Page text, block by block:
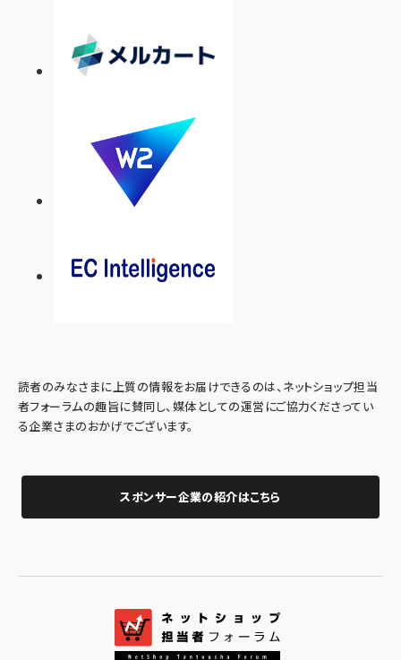
読者のみなさまに上質の情報をお届けできるのは、ネットショップ担当
者フォーラムの趣旨に賛同し、媒体としての運営にご協力くださってい
る企業さまのおかげでございます。
スポンサー企業の紹介はこちら